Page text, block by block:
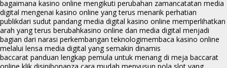
bagaimana kasino online mengikuti perubahan zamancatatan media
digital mengenai kasino online yang terus menarik perhatian
publikdari sudut pandang media digital kasino online memperlihatkan
arah yang terus berubahkasino online dan media digital menjadi
bagian dari narasi perkembangan teknologimembaca kasino online
melalui lensa media digital yang semakin dinamis
baccarat panduan lengkap pemula untuk menang di meja baccarat